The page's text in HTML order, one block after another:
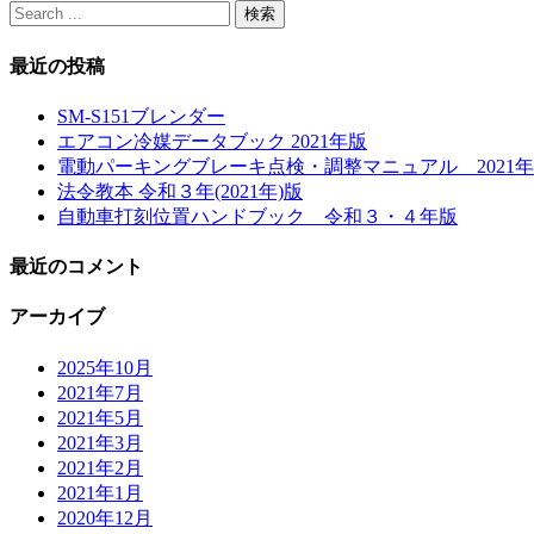
最近の投稿
SM-S151ブレンダー
エアコン冷媒データブック 2021年版
電動パーキングブレーキ点検・調整マニュアル 2021
法令教本 令和３年(2021年)版
自動車打刻位置ハンドブック 令和３・４年版
最近のコメント
アーカイブ
2025年10月
2021年7月
2021年5月
2021年3月
2021年2月
2021年1月
2020年12月